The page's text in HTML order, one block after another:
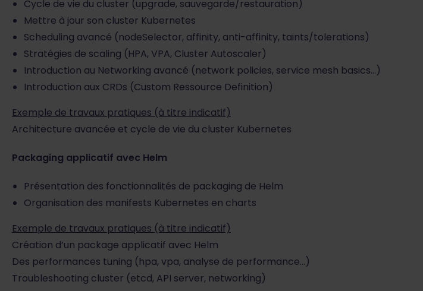
Cycle de vie du cluster (upgrade, sauvegarde/restauration)
Mettre à jour son cluster Kubernetes
Scheduling avancé (nodeSelector, affinity, anti-affinity, taints/tolerations)
Stratégies de scaling (HPA, VPA, Cluster Autoscaler)
Introduction au Networking avancé (network policies, service mesh basics…)
Introduction aux CRDs (Custom Ressource Definition)
Exemple de travaux pratiques (à titre indicatif)
Architecture avancée et cycle de vie du cluster Kubernetes
Packaging applicatif avec Helm
Présentation des fonctionnalités de packaging de Helm
Organisation des manifests Kubernetes en charts
Exemple de travaux pratiques (à titre indicatif)
Création d’un package applicatif avec Helm
Des performances tuning (hpa, vpa, analyse de performance…)
Troubleshooting cluster (etcd, API server, networking)